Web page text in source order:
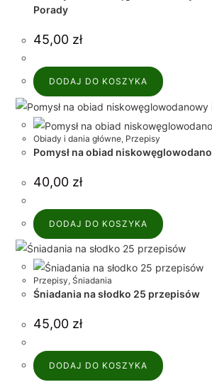
Porady
45,00 zł
DODAJ DO KOSZYKA
Obiady i dania główne Przepisy
Pomysł na obiad
40,00 zł
DODAJ DO KOSZYKA
Przepisy,Śniadania
Śniadania na słodko 25 przepisów
45,00 zł
DODAJ DO KOSZYKA